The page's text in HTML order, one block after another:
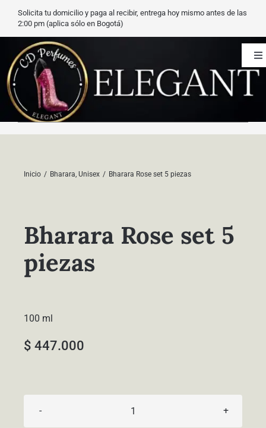
Saltar
contenido
Solicita tu domicilio y paga al recibir, entrega hoy mismo antes de las
2:00 pm (aplica sólo en Bogotá)
CD Perfumes
Blog
Contacto
Inicio Bharara Unisex Bharara Rose set 5 piezas
Bharara Rose set 5
piezas
100 ml
$ 447.000
Bharara